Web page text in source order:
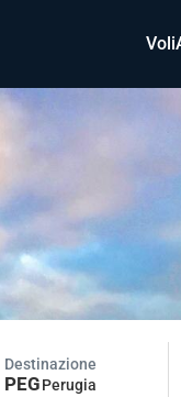
Voli
Destinazione
PEGPerugia